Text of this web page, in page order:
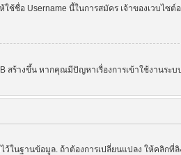
ชื่อ Username นี้ในการสมัคร เจ้าของเวบไ
ร้างขึ้น หากคุณมีปัญหาเรื่องการเข้าใช้งานระ
ในฐานข้อมูล. ถ้าต้องการเปลี่ยนแปลง ให้คลิก